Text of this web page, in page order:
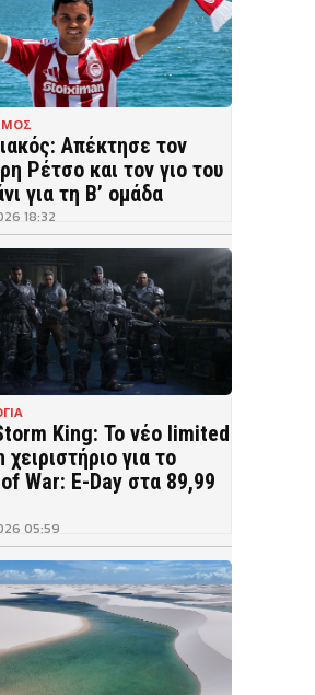
Απέκτησε τον
Ρέτσο και τον γιο του
για τη Β’ ομάδα
18:32
King: Το νέο limited
για το
War: E-Day στα 89,99
05:59